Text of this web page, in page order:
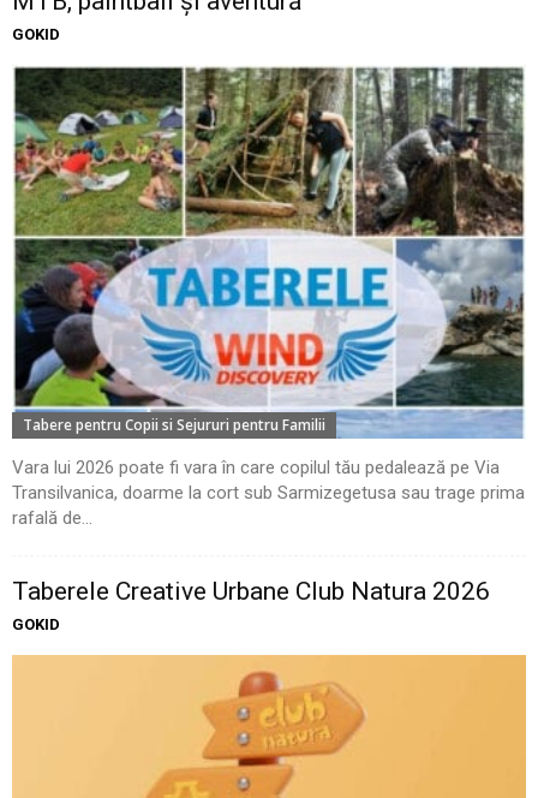
GOKID
Tabere pentru Copii si Sejururi pentru Familii
Vara lui 2026 poate fi vara în care copilul tău pedalează pe Via
Transilvanica, doarme la cort sub Sarmizegetusa sau trage prima
rafală de...
Taberele Creative Urbane Club Natura 2026
GOKID